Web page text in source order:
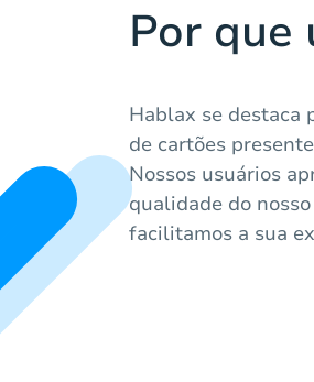
Por que
Hablax se destaca
de cartões
Nossos usuários
qualidade do
facilitamos a sua